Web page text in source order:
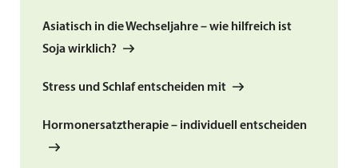
Asiatisch in die Wechseljahre – wie hilfreich ist
Soja wirklich?
Stress und Schlaf entscheiden mit
Hormonersatztherapie – individuell entscheiden